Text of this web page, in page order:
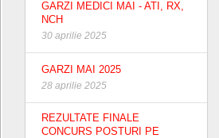
GARZI MEDICI MAI - ATI, RX,
NCH
30 aprilie 2025
GARZI MAI 2025
28 aprilie 2025
REZULTATE FINALE
CONCURS POSTURI PE